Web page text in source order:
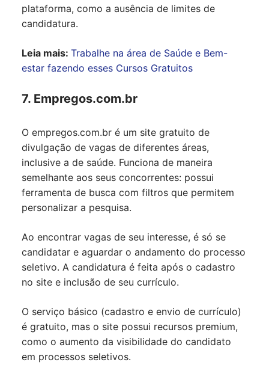
plataforma, como a ausência de limites de
candidatura.
Leia mais: Trabalhe na área de Saúde e Bem-
estar fazendo esses Cursos Gratuitos
7. Empregos.com.br
O empregos.com.br é um site gratuito de
divulgação de vagas de diferentes áreas,
inclusive a de saúde. Funciona de maneira
semelhante aos seus concorrentes: possui
ferramenta de busca com filtros que permitem
personalizar a pesquisa.
Ao encontrar vagas de seu interesse, é só se
candidatar e aguardar o andamento do processo
seletivo. A candidatura é feita após o cadastro
no site e inclusão de seu currículo.
O serviço básico (cadastro e envio de currículo)
é gratuito, mas o site possui recursos premium,
como o aumento da visibilidade do candidato
em processos seletivos.